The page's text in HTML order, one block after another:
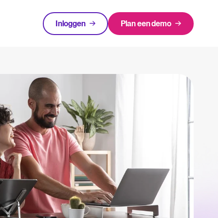
The State of Hiring in 2025
Lees hele verhaal
Inloggen Plan een demo
te beoordelen én te gebruiken.
het belangrijk is en hoe een ATS helpt bij een succesvolle strategie.
met Tellent Recruitee.
Login